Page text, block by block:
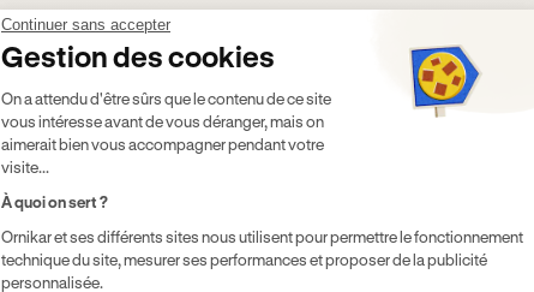
Continuer sans accepter
Gestion des cookies
Plateforme de Gestion du
On a attendu d'être sûrs que le contenu de ce site
vous intéresse avant de vous déranger, mais on
aimerait bien vous accompagner pendant votre
visite...
À quoi on sert ?
Ornikar et ses différents sites nous utilisent pour permettre le fonctionnement
technique du site, mesurer ses performances et proposer de la publicité
personnalisée.